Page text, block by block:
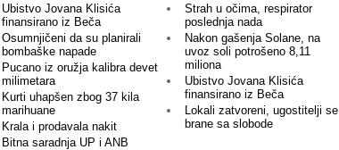
Ubistvo Jovana Klisića
finansirano iz Beča
Osumnjičeni da su planirali
bombaške napade
Pucano iz oružja kalibra devet
milimetara
Kurti uhapšen zbog 37 kila
marihuane
Krala i prodavala nakit
Bitna saradnja UP i ANB
Strah u očima, respirator
poslednja nada
Nakon gašenja Solane, na
uvoz soli potrošeno 8,11
miliona
Ubistvo Jovana Klisića
finansirano iz Beča
Lokali zatvoreni, ugostitelji se
brane sa slobode